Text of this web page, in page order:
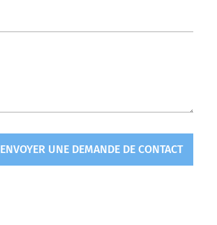
ENVOYER UNE DEMANDE DE CONTACT